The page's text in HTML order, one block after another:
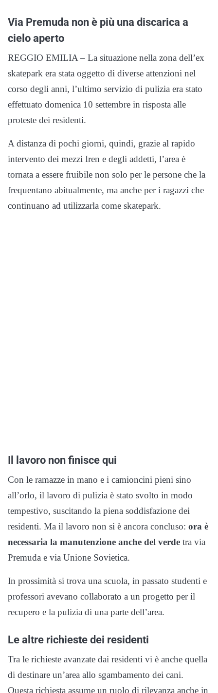
Via Premuda non è più una discarica a
cielo aperto
REGGIO EMILIA – La situazione nella zona dell’ex
skatepark era stata oggetto di diverse attenzioni nel
corso degli anni, l’ultimo servizio di pulizia era stato
effettuato domenica 10 settembre in risposta alle
proteste dei residenti.
A distanza di pochi giorni, quindi, grazie al rapido
intervento dei mezzi Iren e degli addetti, l’area è
tornata a essere fruibile non solo per le persone che la
frequentano abitualmente, ma anche per i ragazzi che
continuano ad utilizzarla come skatepark.
Il lavoro non finisce qui
Con le ramazze in mano e i camioncini pieni sino
all’orlo, il lavoro di pulizia è stato svolto in modo
tempestivo, suscitando la piena soddisfazione dei
residenti. Ma il lavoro non si è ancora concluso: ora è
necessaria la manutenzione anche del verde tra via
Premuda e via Unione Sovietica.
In prossimità si trova una scuola, in passato studenti e
professori avevano collaborato a un progetto per il
recupero e la pulizia di una parte dell’area.
Le altre richieste dei residenti
Tra le richieste avanzate dai residenti vi è anche quella
di destinare un’area allo sgambamento dei cani.
Questa richiesta assume un ruolo di rilevanza anche in